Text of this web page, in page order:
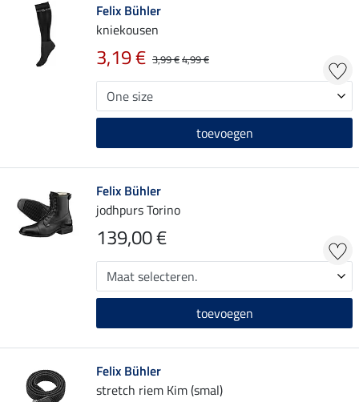
Felix Bühler
kniekousen
3,19 € 3,99 €4,99 €
toevoegen
Felix Bühler
jodhpurs Torino
139,00 €
toevoegen
Felix Bühler
stretch riem Kim (smal)